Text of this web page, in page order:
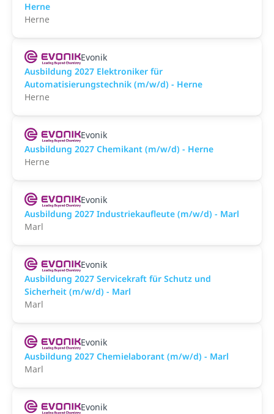
Herne
Herne
Evonik
Ausbildung 2027 Elektroniker für
Automatisierungstechnik (m/w/d) - Herne
Herne
Evonik
Ausbildung 2027 Chemikant (m/w/d) - Herne
Herne
Evonik
Ausbildung 2027 Industriekaufleute (m/w/d) - Marl
Marl
Evonik
Ausbildung 2027 Servicekraft für Schutz und
Sicherheit (m/w/d) - Marl
Marl
Evonik
Ausbildung 2027 Chemielaborant (m/w/d) - Marl
Marl
Evonik